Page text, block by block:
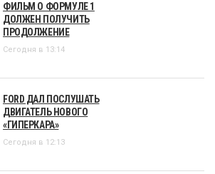
ФИЛЬМ О ФОРМУЛЕ 1
ДОЛЖЕН ПОЛУЧИТЬ
ПРОДОЛЖЕНИЕ
Сегодня в 13:14
FORD ДАЛ ПОСЛУШАТЬ
ДВИГАТЕЛЬ НОВОГО
«ГИПЕРКАРА»
Сегодня в 12:13